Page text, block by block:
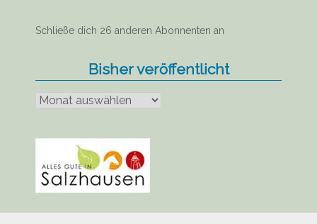
Schließe dich 26 anderen Abonnenten an
Bisher veröffentlicht
veröffentlicht